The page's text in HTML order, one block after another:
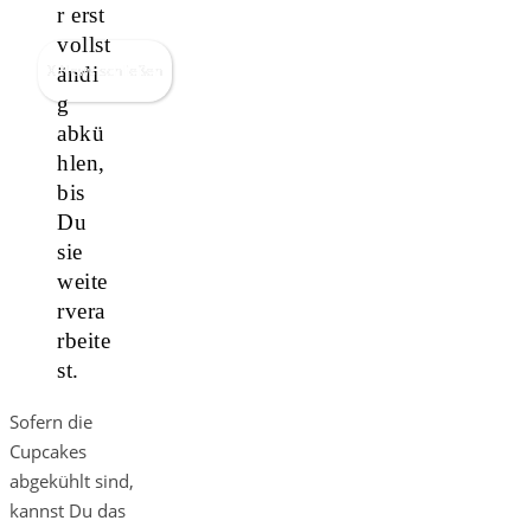
r erst
vollst
ändi
g
abkü
hlen,
bis
Du
sie
weite
rvera
rbeite
st.
Sofern die
Cupcakes
abgekühlt sind,
kannst Du das
X News schließen